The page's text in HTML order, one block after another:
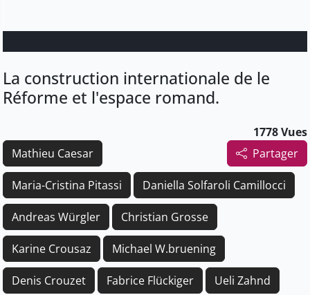
La construction internationale de le
Réforme et l'espace romand.
1778 Vues
Partager
Mathieu Caesar
Maria-Cristina Pitassi Daniella Solfaroli Camillocci
Andreas Würgler Christian Grosse
Karine Crousaz Michael W.bruening
Denis Crouzet Fabrice Flückiger Ueli Zahnd